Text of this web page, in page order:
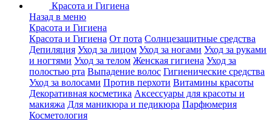
Красота и Гигиена
Назад в меню
Красота и Гигиена
Красота и Гигиена От пота Солнцезащитные средства
Депиляция Уход за лицом Уход за ногами Уход за руками
и ногтями Уход за телом Женская гигиена Уход за
полостью рта Выпадение волос Гигиенические средства
Уход за волосами Против перхоти Витамины красоты
Декоративная косметика Аксессуары для красоты и
макияжа Для маникюра и педикюра Парфюмерия
Косметология